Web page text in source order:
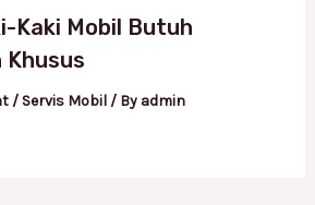
Kaki Mobil Butuh
/ Servis Mobil/ By admin